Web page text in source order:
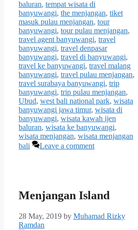
baluran, tempat wisata di
banyuwangi, the menjangan, tiket
masuk pulau menjangan, tour
banyuwangi, tour pulau menjangan,
travel agent banyuwangi, travel
banyuwangi, travel denpasar
banyuwangi, travel di banyuwangi,
travel ke banyuwangi, travel malang
banyuwangi, travel pulau menjangan,
travel surabaya banyuwangi, trip
banyuwangi, trip pulau menjangan,
Ubud, west bali national park, wisata
banyuwangi jawa timur, wisata di
banyuwangi, wisata kawah ijen
baluran, wisata ke banyuwangi,
wisata menjangan, wisata menjangan
bali
Leave a comment
Menjangan Island
28 May, 2019 by Muhamad Rizky
Ramdan